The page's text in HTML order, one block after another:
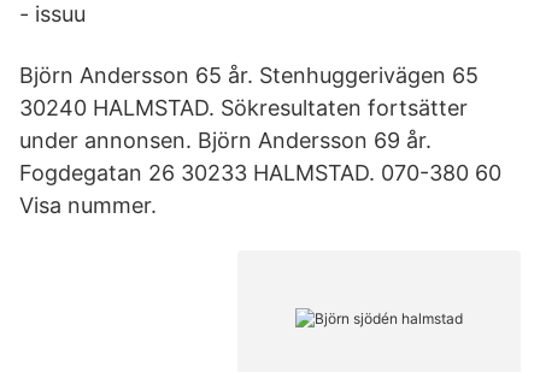
- issuu
Björn Andersson 65 år. Stenhuggerivägen 65
30240 HALMSTAD. Sökresultaten fortsätter
under annonsen. Björn Andersson 69 år.
Fogdegatan 26 30233 HALMSTAD. 070-380 60
Visa nummer.